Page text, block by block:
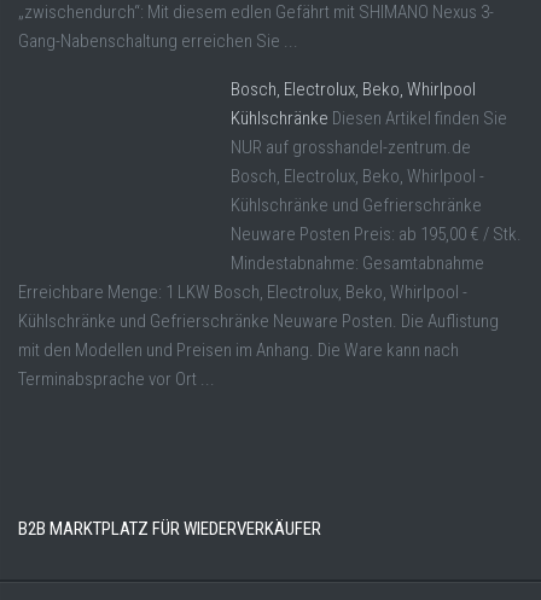
„zwischendurch“: Mit diesem edlen Gefährt mit SHIMANO Nexus 3-
Gang-Nabenschaltung erreichen Sie ...
Bosch, Electrolux, Beko, Whirlpool
Kühlschränke Diesen Artikel finden Sie
NUR auf grosshandel-zentrum.de
Bosch, Electrolux, Beko, Whirlpool -
Kühlschränke und Gefrierschränke
Neuware Posten Preis: ab 195,00 € / Stk.
Mindestabnahme: Gesamtabnahme
Erreichbare Menge: 1 LKW Bosch, Electrolux, Beko, Whirlpool -
Kühlschränke und Gefrierschränke Neuware Posten. Die Auflistung
mit den Modellen und Preisen im Anhang. Die Ware kann nach
Terminabsprache vor Ort ...
B2B MARKTPLATZ FÜR WIEDERVERKÄUFER